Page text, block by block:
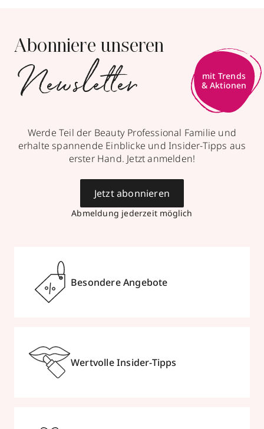
Abonniere unseren
Newsletter
Werde Teil der Beauty Professional Familie und
erhalte spannende Einblicke und Insider-Tipps aus
erster Hand. Jetzt anmelden!
Abmeldung jederzeit möglich
Jetzt abonnieren
Besondere Angebote
Wertvolle Insider-Tipps